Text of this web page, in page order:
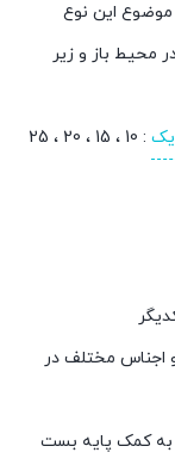
موضوع این نوع
محیط باز و زیر
: 10 ، 15 ، 20 ، 25
اجناس مختلف در
به کمک پایه بست